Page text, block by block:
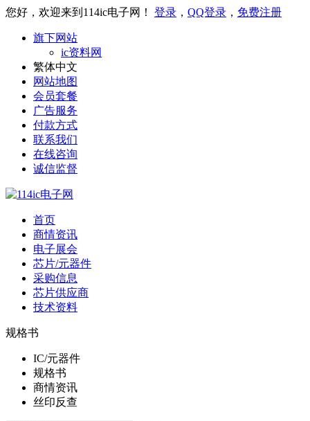
您好，欢迎来到114ic电子网！ 登录 ， QQ登录 ， 免费注册
旗下网站
ic资料网
繁体中文
网站地图
会员套餐
广告服务
付款方式
联系我们
在线咨询
诚信监督
首页
商情资讯
电子展会
芯片/元器件
采购信息
芯片供应商
技术资料
规格书
IC/元器件
规格书
商情资讯
丝印反查